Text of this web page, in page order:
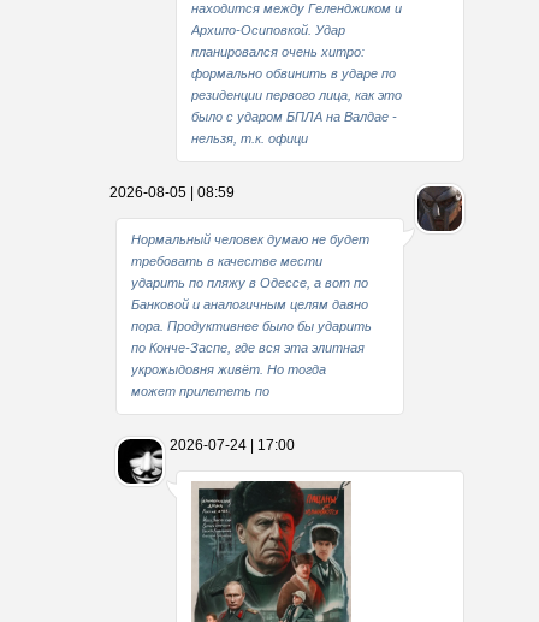
находится между Геленджиком и
Архипо-Осиповкой. Удар
планировался очень хитро:
формально обвинить в ударе по
резиденции первого лица, как это
было с ударом БПЛА на Валдае -
нельзя, т.к. офици
2026-08-05 | 08:59
Нормальный человек думаю не будет
требовать в качестве мести
ударить по пляжу в Одессе, а вот по
Банковой и аналогичным целям давно
пора. Продуктивнее было бы ударить
по Конче-Заспе, где вся эта элитная
укрожыдовня живёт. Но тогда
может прилететь по
2026-07-24 | 17:00